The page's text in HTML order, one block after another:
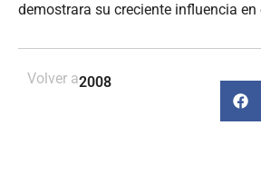
demostrara su creciente influencia
Volver a2008